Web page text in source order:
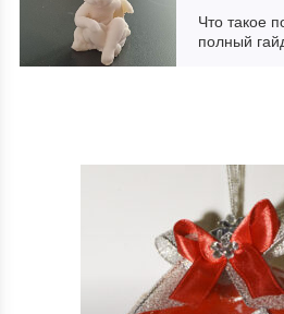
Что такое
полный